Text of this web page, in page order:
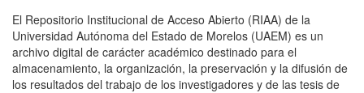
El Repositorio Institucional de Acceso Abierto (RIAA) de la
Universidad Autónoma del Estado de Morelos (UAEM) es un
archivo digital de carácter académico destinado para el
almacenamiento, la organización, la preservación y la difusión de
los resultados del trabajo de los investigadores y de las tesis de